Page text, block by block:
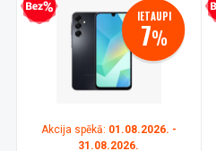
kredīts IETAUPI
7%
Akcija spēkā: 01.08.2026. -
31.08.2026.